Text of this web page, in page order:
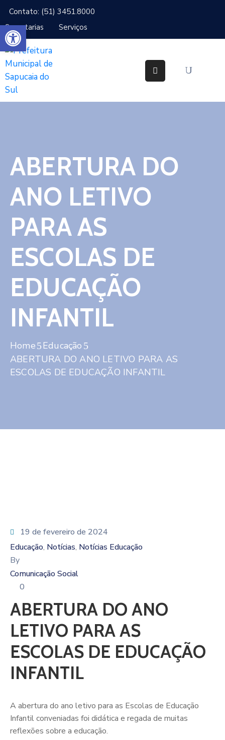
Contato: (51) 3451.8000
Secretarias
Serviços
Cidade
Gabinetes
Secretarias
IPTU
Ouvidoria
Contato
ABERTURA DO
ANO LETIVO
PARA AS
ESCOLAS DE
EDUCAÇÃO
INFANTIL
Home
Educação
ABERTURA DO ANO LETIVO PARA AS
ESCOLAS DE EDUCAÇÃO INFANTIL
19 de fevereiro de 2024
Educação‚ Notícias‚ Notícias Educação
By
Comunicação Social
0
ABERTURA DO ANO
LETIVO PARA AS
ESCOLAS DE EDUCAÇÃO
INFANTIL
A abertura do ano letivo para as Escolas de Educação
Infantil conveniadas foi didática e regada de muitas
reflexões sobre a educação.
Abrir a barra de ferramentas